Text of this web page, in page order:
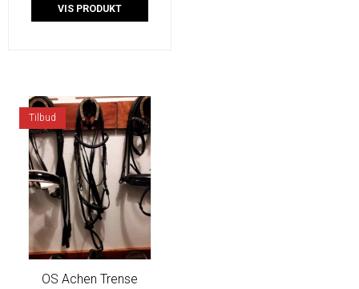
VIS PRODUKT
Tilbud
OS Achen Trense